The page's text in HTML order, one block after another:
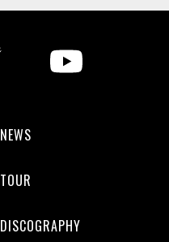
NEWS
TOUR
DISCOGRAPHY